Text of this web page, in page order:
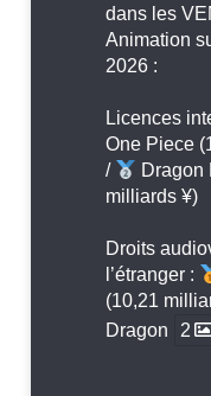
dans les
Animation
2026 :
Licences
One Piece
/
Dragon
milliards ¥)
Droits
l’étranger :
(10,21
Dragon
2